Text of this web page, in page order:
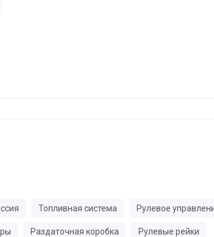
Топливная система Рулевое
Раздаточная коробка Рулевые рейки